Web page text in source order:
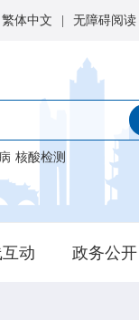
繁体中文 | 无障碍阅读
核酸检测
动 政务公开